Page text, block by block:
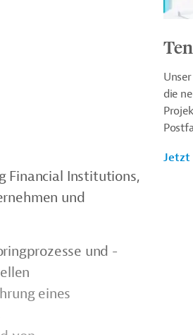
Financial Institutions,
und
und -
eines
die
Jetzt